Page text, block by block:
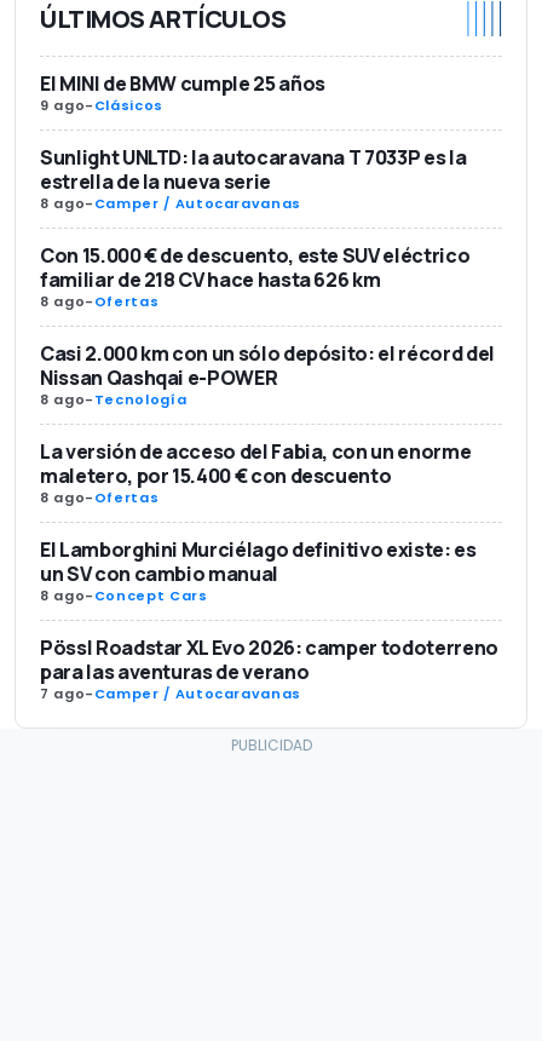
ÚLTIMOS ARTÍCULOS
El MINI de BMW cumple 25 años
9 ago-Clásicos
Sunlight UNLTD: la autocaravana T 7033P es la
estrella de la nueva serie
8 ago-Camper / Autocaravanas
Con 15.000 € de descuento, este SUV eléctrico
familiar de 218 CV hace hasta 626 km
8 ago-Ofertas
Casi 2.000 km con un sólo depósito: el récord del
Nissan Qashqai e-POWER
8 ago-Tecnología
La versión de acceso del Fabia, con un enorme
maletero, por 15.400 € con descuento
8 ago-Ofertas
El Lamborghini Murciélago definitivo existe: es
un SV con cambio manual
8 ago-Concept Cars
Pössl Roadstar XL Evo 2026: camper todoterreno
para las aventuras de verano
7 ago-Camper / Autocaravanas